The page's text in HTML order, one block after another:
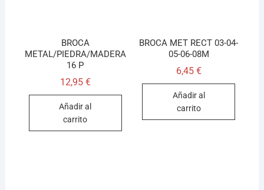
BROCA
METAL/PIEDRA/MADERA
16 P
12,95 €
Añadir al
carrito
BROCA MET RECT 03-04-
05-06-08M
6,45 €
Añadir al
carrito